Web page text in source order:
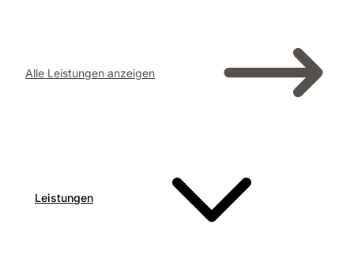
Alle Leistungen anzeigen
Leistungen